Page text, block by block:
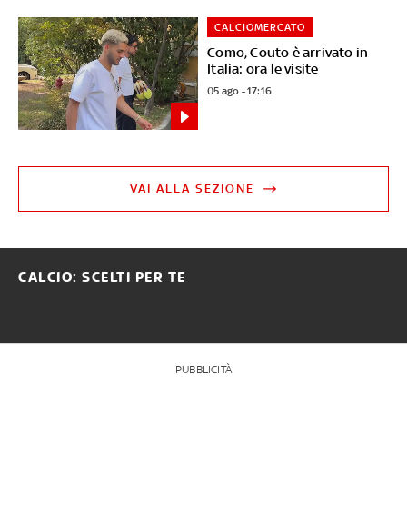
Como, Couto è arrivato in
Italia: ora le visite
CALCIOMERCATO
05 ago - 17:16
VAI ALLA SEZIONE
CALCIO: SCELTI PER TE
PUBBLICITÀ